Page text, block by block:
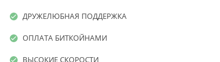
ДРУЖЕЛЮБНАЯ ПОДДЕРЖКА
ОПЛАТА БИТКОЙНАМИ
ВЫСОКИЕ СКОРОСТИ